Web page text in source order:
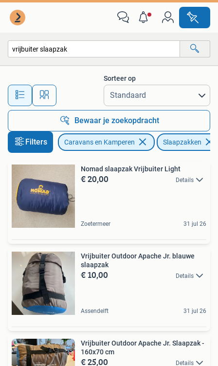
Alle afstanden…
Sorteer op
Bewaar je zoekopdracht
Filters Caravans en Kamperen Slaapzakken
Nomad slaapzak Vrijbuiter Light
€ 20,00 Details
Zoetermeer 31 jul 26
Vrijbuiter Outdoor Apache Jr. blauwe
slaapzak
€ 10,00 Details
Assendelft 31 jul 26
Vrijbuiter Outdoor Apache Jr. Slaapzak -
160x70 cm
€ 25,00 Details